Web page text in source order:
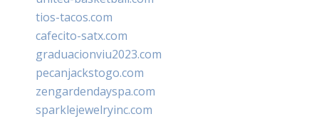
tios-tacos.com
cafecito-satx.com
graduacionviu2023.com
pecanjackstogo.com
zengardendayspa.com
sparklejewelryinc.com